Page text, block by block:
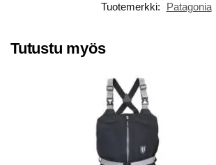
Tuotemerkki:
Patagonia
Tutustu myös